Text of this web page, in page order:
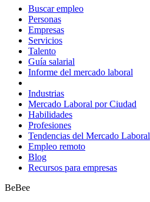
Buscar empleo
Personas
Empresas
Servicios
Talento
Guía salarial
Informe del mercado laboral
Industrias
Mercado Laboral por Ciudad
Habilidades
Profesiones
Tendencias del Mercado Laboral
Empleo remoto
Blog
Recursos para empresas
BeBee